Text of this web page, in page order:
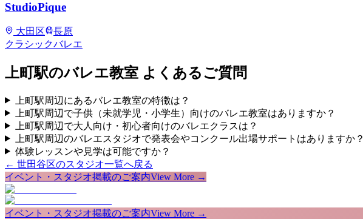
StudioPique
大田区
長原
クラシックバレエ
上町駅のバレエ教室 よくあるご質問
上町駅周辺にあるバレエ教室の特徴は？
上町駅周辺で子供（未就学児・小学生）向けのバレエ教室はありますか？
上町駅周辺で大人向け・初心者向けのバレエクラスは？
上町駅周辺のバレエスタジオで発表会やコンクール出場サポートはありますか？
体験レッスンや見学は可能ですか？
← 世田谷区のスタジオ一覧へ戻る
イベント・スタジオ掲載のご案内View More →
イベント・スタジオ掲載のご案内View More →